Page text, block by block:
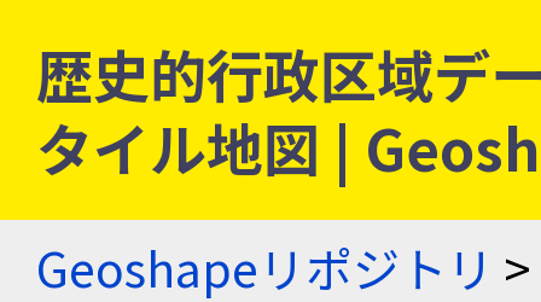
歴史的行政区域デ
タイル地図 |
Geoshapeリポジトリ >